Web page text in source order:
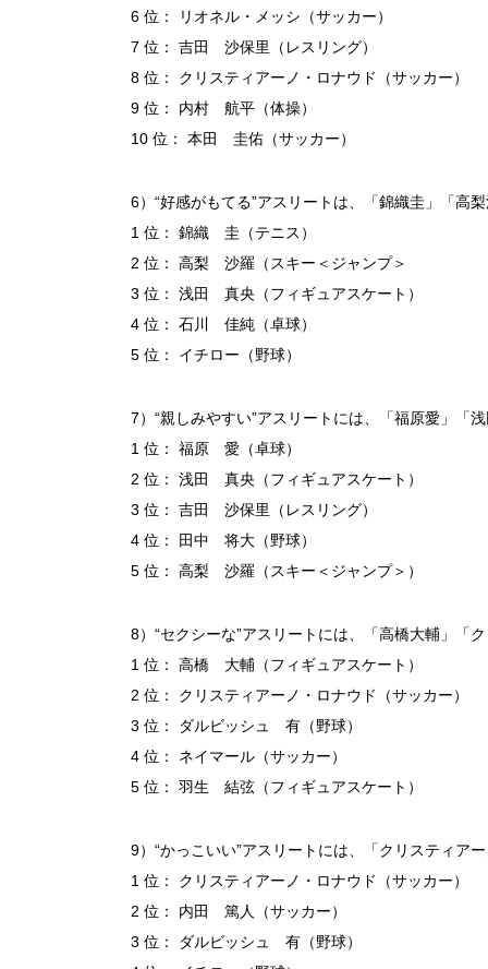
6 位： リオネル・メッシ（サッカー）
7 位： 吉田 沙保里（レスリング）
8 位： クリスティアーノ・ロナウド（サッカー）
9 位： 内村 航平（体操）
10 位： 本田 圭佑（サッカー）
6）“好感がもてる”アスリートは、「錦織圭」「高
1 位： 錦織 圭（テニス）
2 位： 高梨 沙羅（スキー＜ジャンプ＞
3 位： 浅田 真央（フィギュアスケート）
4 位： 石川 佳純（卓球）
5 位： イチロー（野球）
7）“親しみやすい”アスリートには、「福原愛」「
1 位： 福原 愛（卓球）
2 位： 浅田 真央（フィギュアスケート）
3 位： 吉田 沙保里（レスリング）
4 位： 田中 将大（野球）
5 位： 高梨 沙羅（スキー＜ジャンプ＞）
8）“セクシーな”アスリートには、「高橋大輔」「
1 位： 高橋 大輔（フィギュアスケート）
2 位： クリスティアーノ・ロナウド（サッカー）
3 位： ダルビッシュ 有（野球）
4 位： ネイマール（サッカー）
5 位： 羽生 結弦（フィギュアスケート）
9）“かっこいい”アスリートには、「クリスティア
1 位： クリスティアーノ・ロナウド（サッカー）
2 位： 内田 篤人（サッカー）
3 位： ダルビッシュ 有（野球）